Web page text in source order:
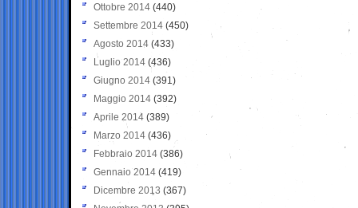
Ottobre 2014 (440)
Settembre 2014 (450)
Agosto 2014 (433)
Luglio 2014 (436)
Giugno 2014 (391)
Maggio 2014 (392)
Aprile 2014 (389)
Marzo 2014 (436)
Febbraio 2014 (386)
Gennaio 2014 (419)
Dicembre 2013 (367)